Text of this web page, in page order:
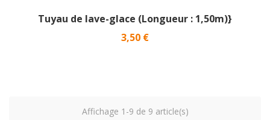
Tuyau de lave-glace (Longueur : 1,50m)}
Prix
3,50 €
Affichage 1-9 de 9 article(s)